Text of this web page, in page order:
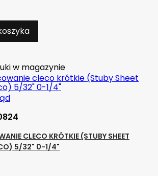
w magazynie
CLECO KRÓTKIE (STUBY SHEET
5/32" 0-1/4"